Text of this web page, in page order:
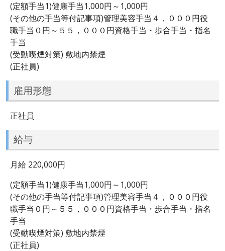
(定額手当1)健康手当1,000円～1,000円
(その他の手当等付記事項)管理美容手当４，０００円役
職手当０円～５５，０００円資格手当・歩合手当・指名
手当
(受動喫煙対策) 敷地内禁煙
(正社員)
雇用形態
正社員
給与
月給 220,000円
(定額手当1)健康手当1,000円～1,000円
(その他の手当等付記事項)管理美容手当４，０００円役
職手当０円～５５，０００円資格手当・歩合手当・指名
手当
(受動喫煙対策) 敷地内禁煙
(正社員)